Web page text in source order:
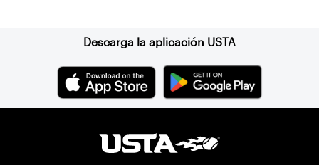
the Canadian senior division, and
Cup. In that year, players competed on
three courts at the Jay Peak Resort in
Vermont.
Descarga la aplicación USTA